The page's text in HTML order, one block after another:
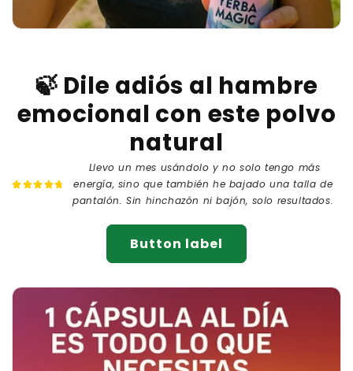
🍃 Dile adiós al hambre
emocional con este polvo
natural
Llevo un mes usándolo y no solo tengo más
energía, sino que también he bajado una talla de
pantalón. Sin hinchazón ni bajón, solo resultados.
Button label